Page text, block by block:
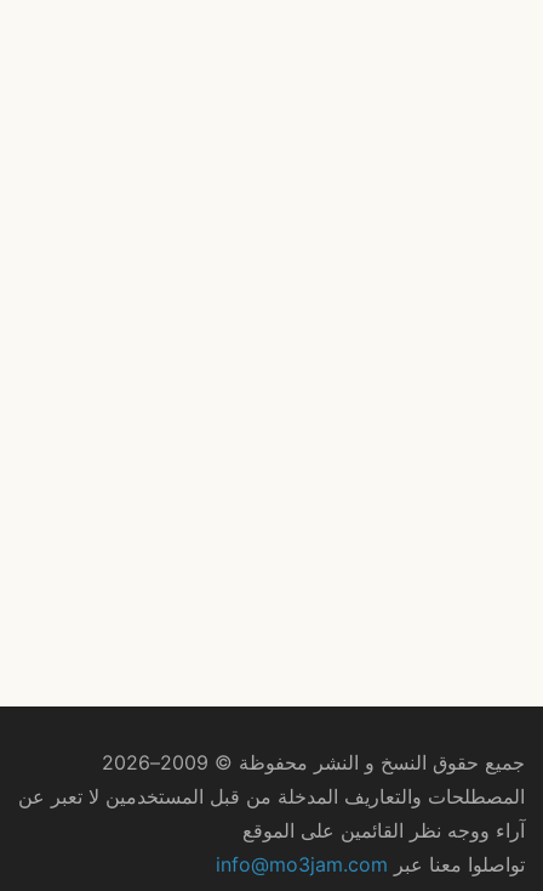
جميع حقوق النسخ و النشر محفوظة © 2009–2026
المصطلحات والتعاريف المدخلة من قبل المستخدمين لا تعبر عن
آراء ووجه نظر القائمين على الموقع
تواصلوا معنا عبر info@mo3jam.com